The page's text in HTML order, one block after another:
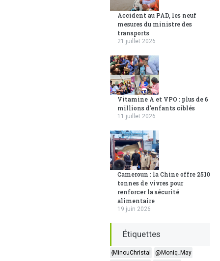
Accident au PAD, les neuf
mesures du ministre des
transports
21 juillet 2026
Vitamine A et VPO : plus de 6
millions d'enfants ciblés
11 juillet 2026
Cameroun : la Chine offre 2510
tonnes de vivres pour
renforcer la sécurité
alimentaire
19 juin 2026
Étiquettes
{MinouChristal
@Moniq_May